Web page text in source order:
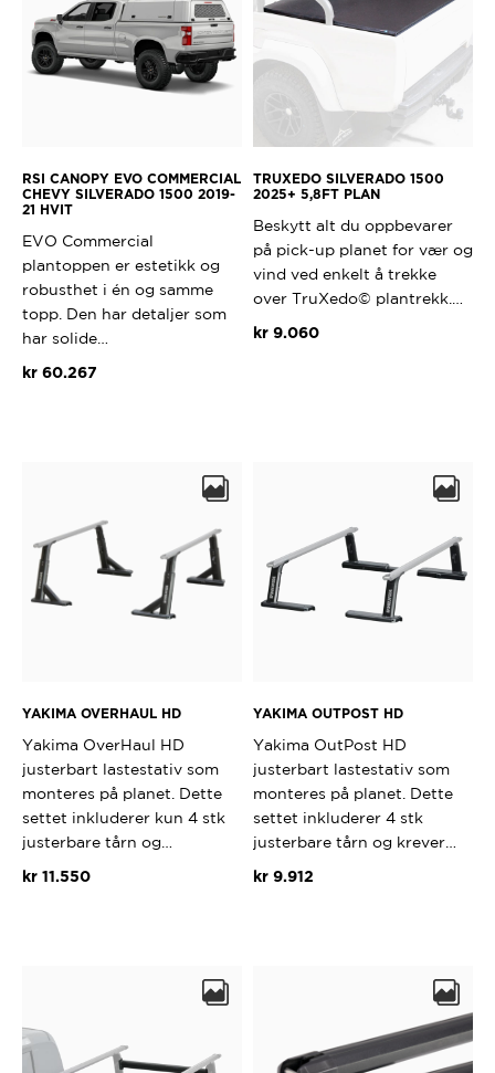
RSI CANOPY EVO COMMERCIAL
CHEVY SILVERADO 1500 2019-
21 HVIT
EVO Commercial
plantoppen er estetikk og
robusthet i én og samme
topp. Den har detaljer som
har solide…
kr60.267
TRUXEDO SILVERADO 1500
2025+ 5,8FT PLAN
Beskytt alt du oppbevarer
på pick-up planet for vær og
vind ved enkelt å trekke
over TruXedo© plantrekk.…
kr 9.060
YAKIMA OVERHAUL HD
Yakima OverHaul HD
justerbart lastestativ som
monteres på planet. Dette
settet inkluderer kun 4 stk
justerbare tårn og…
kr11.550
YAKIMA OUTPOST HD
Yakima OutPost HD
justerbart lastestativ som
monteres på planet. Dette
settet inkluderer 4 stk
justerbare tårn og krever…
kr 9.912